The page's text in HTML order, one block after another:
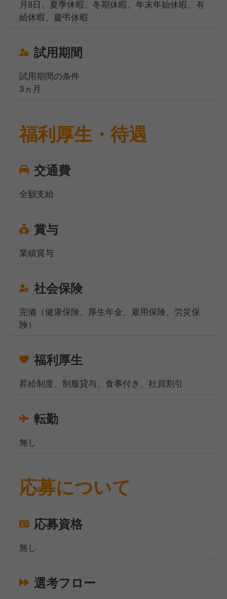
月8日、夏季休暇、冬期休暇、年末年始休暇、有
給休暇、慶弔休暇
試用期間
試用期間の条件
3ヵ月
福利厚生・待遇
交通費
全額支給
賞与
業績賞与
社会保険
完備（健康保険、厚生年金、雇用保険、労災保
険）
福利厚生
昇給制度、制服貸与、食事付き、社員割引
転勤
無し
応募について
応募資格
無し
選考フロー